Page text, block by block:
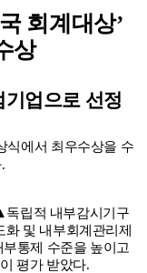
회계대상’
상
기업으로 선정
식에서 최우수상을 수
립적 내부감시기구
및 내부회계관리제
통제 수준을 높이고
평가 받았다.